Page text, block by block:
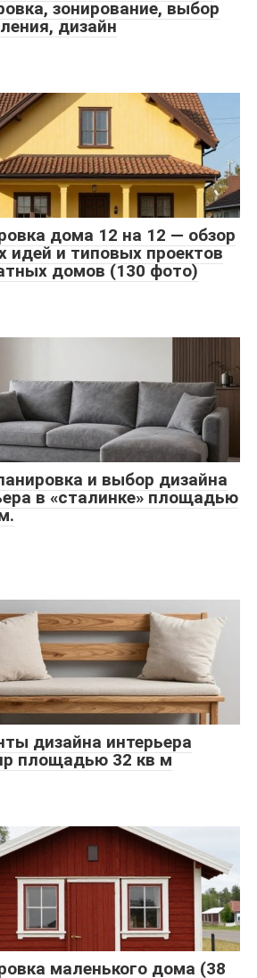
зонирование, выбор
дизайн
дома 12 на 12 — обзор
идей и типовых проектов
домов (130 фото)
и выбор дизайна
в «сталинке» площадью
дизайна интерьера
площадью 32 кв м
маленького дома (38